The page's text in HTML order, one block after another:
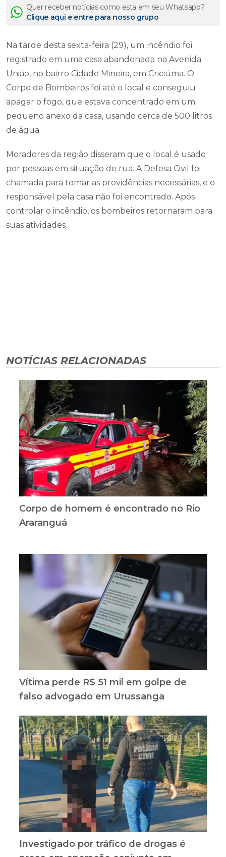
Quer receber notícias como esta em seu Whatsapp?
Clique aqui e entre para nosso grupo
Na tarde desta sexta-feira (29), um incêndio foi
registrado em uma casa abandonada na Avenida
União, no bairro Cidade Mineira, em Criciúma. O
Corpo de Bombeiros foi até o local e conseguiu
apagar o fogo, que estava concentrado em um
pequeno anexo da casa, usando cerca de 500 litros
de água.
Moradores da região disseram que o local é usado
por pessoas em situação de rua. A Defesa Civil foi
chamada para tomar as providências necessárias, e o
responsável pela casa não foi encontrado. Após
controlar o incêndio, os bombeiros retornaram para
suas atividades.
NOTÍCIAS RELACIONADAS
Corpo de homem é encontrado no Rio
Araranguá
Vítima perde R$ 51 mil em golpe de
falso advogado em Urussanga
Investigado por tráfico de drogas é